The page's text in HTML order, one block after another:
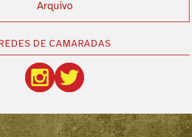
Arquivo
REDES DE CAMARADAS